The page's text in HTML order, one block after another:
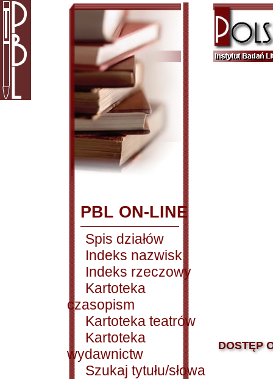
PBL ON-LINE
Spis działów
Indeks nazwisk
Indeks rzeczowy
Kartoteka
czasopism
Kartoteka teatrów
Kartoteka
wydawnictw
Szukaj tytułu/słowa
DOSTĘP